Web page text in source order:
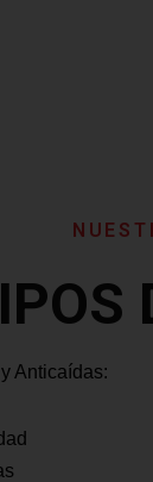
Anticaídas: